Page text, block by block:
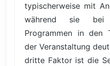
typischerweise mit
während sie bei
Programmen in den
der Veranstaltung
dritte Faktor ist die